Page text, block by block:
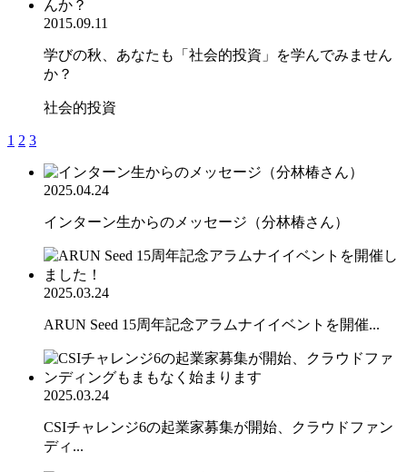
2015.09.11
学びの秋、あなたも「社会的投資」を学んでみません
か？
社会的投資
1 2 3
2025.04.24
インターン生からのメッセージ（分林椿さん）
2025.03.24
ARUN Seed 15周年記念アラムナイイベントを開催...
2025.03.24
CSIチャレンジ6の起業家募集が開始、クラウドファン
ディ...